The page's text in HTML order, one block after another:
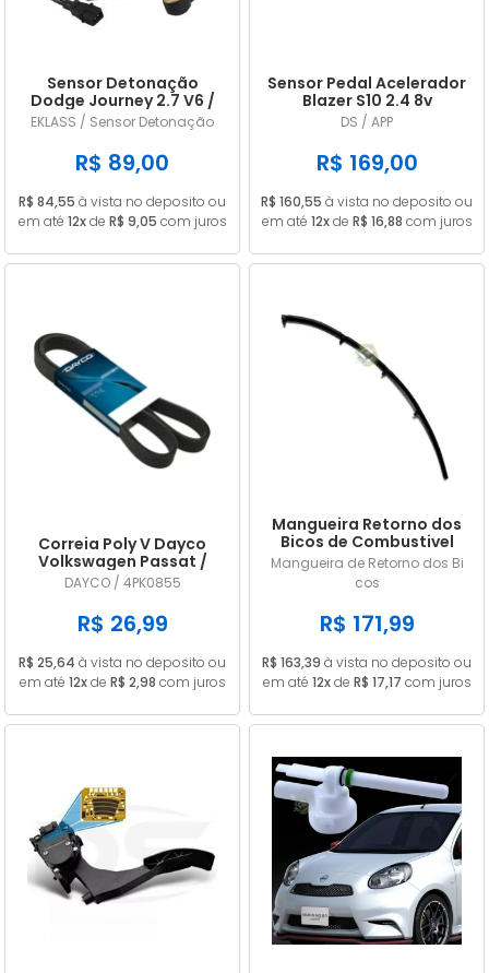
Sensor Detonação
Dodge Journey 2.7 V6 /
Challenger 3.5 V6
4609093AE / 4606093AD
EKLASS / Sensor Detonação
R$ 89,00
R$ 84,55 à vista no deposito ou
em até 12xde R$ 9,05 com juros
Sensor Pedal Acelerador
Blazer S10 2.4 8v
Gasolina 2006/2011
DS / APP
R$ 169,00
R$ 160,55 à vista no deposito ou
em até 12xde R$ 16,88 com juros
Correia Poly V Dayco
Volkswagen Passat /
Variant (importado) 1.8
20V / 1.8 20V Turbo 1996
1997 1998 1999 GIR / ACD
4PK0855
DAYCO / 4PK0855
R$ 26,99
R$ 25,64 à vista no deposito ou
em até 12xde R$ 2,98 com juros
Mangueira Retorno dos
Bicos de Combustivel
Nissan Frontier 2.8 MWM
9053156
Mangueira de Retorno dos Bi
cos
R$ 171,99
R$ 163,39 à vista no deposito ou
em até 12xde R$ 17,17 com juros